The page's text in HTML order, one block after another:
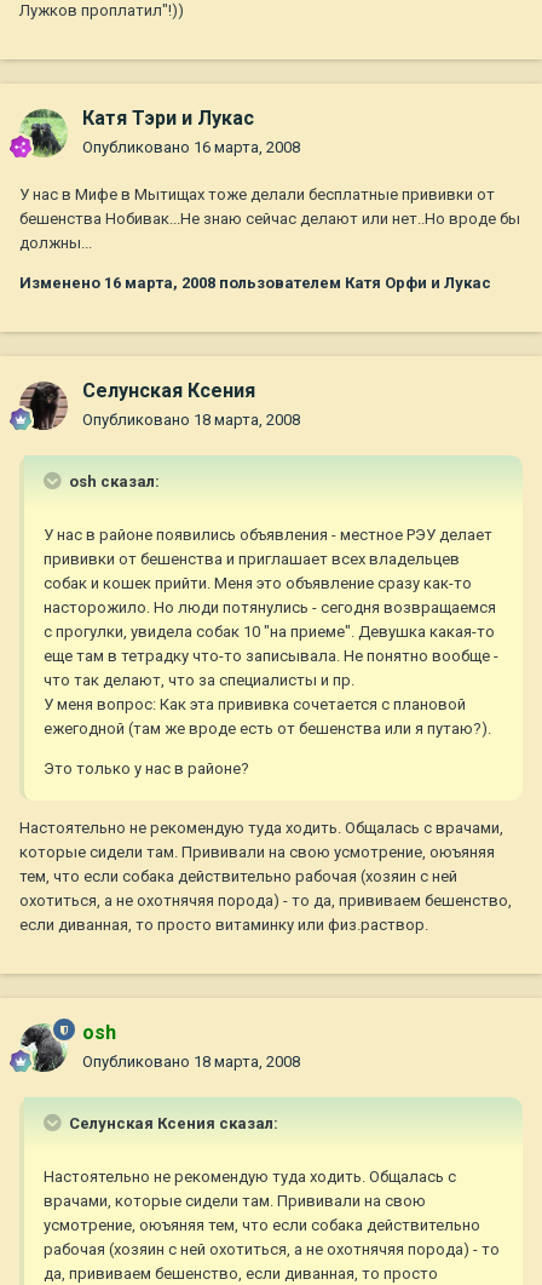
Лужков проплатил"!))
Катя Тэри и Лукас
Опубликовано 16 марта, 2008
У нас в Мифе в Мытищах тоже делали бесплатные прививки от
бешенства Нобивак...Не знаю сейчас делают или нет..Но вроде бы
должны...
Изменено 16 марта, 2008 пользователем Катя Орфи и Лукас
Селунская Ксения
Опубликовано 18 марта, 2008
osh сказал:
У нас в районе появились объявления - местное РЭУ делает
прививки от бешенства и приглашает всех владельцев
собак и кошек прийти. Меня это объявление сразу как-то
насторожило. Но люди потянулись - сегодня возвращаемся
с прогулки, увидела собак 10 "на приеме". Девушка какая-то
еще там в тетрадку что-то записывала. Не понятно вообще -
что так делают, что за специалисты и пр.
У меня вопрос: Как эта прививка сочетается с плановой
ежегодной (там же вроде есть от бешенства или я путаю?).
Это только у нас в районе?
Настоятельно не рекомендую туда ходить. Общалась с врачами,
которые сидели там. Прививали на свою усмотрение, оюъяняя
тем, что если собака действительно рабочая (хозяин с ней
охотиться, а не охотнячяя порода) - то да, прививаем бешенство,
если диванная, то просто витаминку или физ.раствор.
osh
Опубликовано 18 марта, 2008
Селунская Ксения сказал:
Настоятельно не рекомендую туда ходить. Общалась с
врачами, которые сидели там. Прививали на свою
усмотрение, оюъяняя тем, что если собака действительно
рабочая (хозяин с ней охотиться, а не охотнячяя порода) - то
да, прививаем бешенство, если диванная, то просто